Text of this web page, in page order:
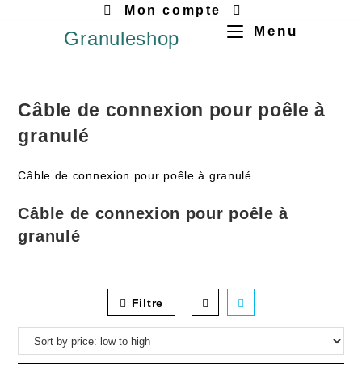
Mon compte
Granuleshop Menu
Câble de connexion pour poêle à
granulé
Câble de connexion pour poêle à granulé
Câble de connexion pour poêle à
granulé
Filtre